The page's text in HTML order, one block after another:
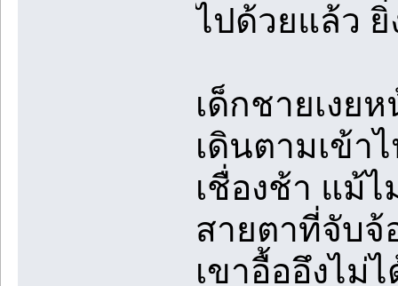
ไปด้วยแล้ว ยิ่
เด็กชายเงย
เดินตามเข้า
เชื่องช้า แม้
สายตาที่จับจ้
เขาอื้ออึงไม่